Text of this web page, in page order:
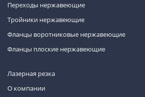
Переходы нержавеющие
Тройники нержавеющие
Фланцы воротниковые нержавеющие
Фланцы плоские нержавеющие
Лазерная резка
О компании